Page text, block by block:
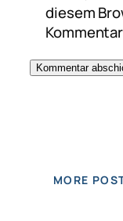
diesem
MORE